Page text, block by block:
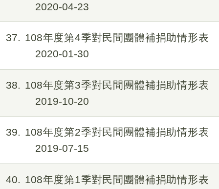
2020-04-23
37
108年度第4季對民間團體補捐助情形表
2020-01-30
38
108年度第3季對民間團體補捐助情形表
2019-10-20
39
108年度第2季對民間團體補捐助情形表
2019-07-15
40
108年度第1季對民間團體補捐助情形表